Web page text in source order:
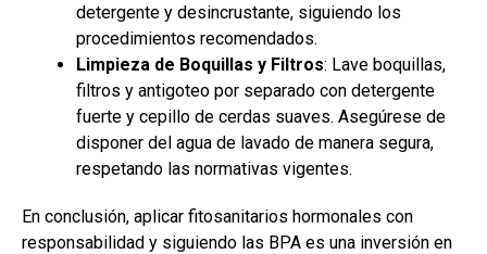
detergente y desincrustante, siguiendo los
procedimientos recomendados.
Limpieza de Boquillas y Filtros: Lave boquillas,
filtros y antigoteo por separado con detergente
fuerte y cepillo de cerdas suaves. Asegúrese de
disponer del agua de lavado de manera segura,
respetando las normativas vigentes.
En conclusión, aplicar fitosanitarios hormonales con
responsabilidad y siguiendo las BPA es una inversión en